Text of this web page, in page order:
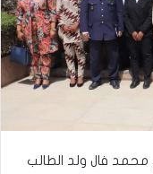
محمد فال ولد الطالب